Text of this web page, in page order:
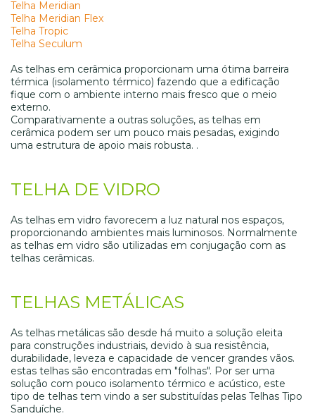
Telha Meridian
Telha Meridian Flex
Telha Tropic
Telha Seculum
As telhas em cerâmica proporcionam uma ótima barreira
térmica (isolamento térmico) fazendo que a edificação
fique com o ambiente interno mais fresco que o meio
externo.
Comparativamente a outras soluções, as telhas em
cerâmica podem ser um pouco mais pesadas, exigindo
uma estrutura de apoio mais robusta. .
TELHA DE VIDRO
As telhas em vidro favorecem a luz natural nos espaços,
proporcionando ambientes mais luminosos. Normalmente
as telhas em vidro são utilizadas em conjugação com as
telhas cerâmicas.
TELHAS METÁLICAS
As telhas metálicas são desde há muito a solução eleita
para construções industriais, devido à sua resistência,
durabilidade, leveza e capacidade de vencer grandes vãos.
estas telhas são encontradas em "folhas". Por ser uma
solução com pouco isolamento térmico e acústico, este
tipo de telhas tem vindo a ser substituídas pelas Telhas Tipo
Sanduíche.